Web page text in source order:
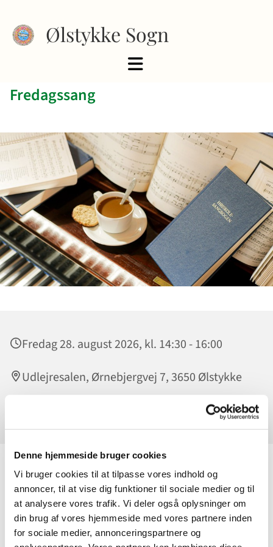
Denne hjemmeside bruger cookies
Vi bruger cookies til at tilpasse vores indhold og
annoncer, til at vise dig funktioner til sociale medier og til
at analysere vores trafik. Vi deler også oplysninger om
din brug af vores hjemmeside med vores partnere inden
for sociale medier, annonceringspartnere og
Ølstykke Sogn
Fredagssang
Fredag 28. august 2026, kl. 14:30 - 16:00
Udlejresalen, Ørnebjergvej 7, 3650 Ølstykke
Slip sangstemmen løs - uanset om du synger som en lærke
eller ej! Hver fredag i Udlejresalen kl. 14.30 får vi loftet til at
lette med god musik.
Vi synger fædrelandssange, revyviser, evergreens oa. Sverre
Larsen spiller på flyglet. Vi synger fra Højskolesangbogen